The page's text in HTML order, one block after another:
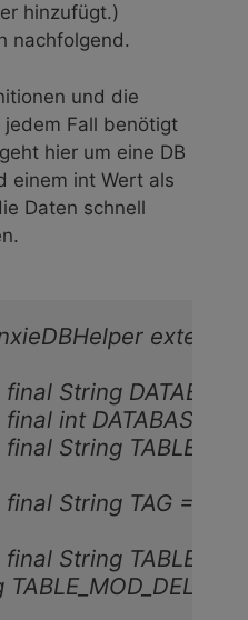
hinzufügt.)
nachfolgend.
und die
Fall benötigt
hier um eine DB
einem int Wert als
Daten schnell
extends
final String
final int
final String
final String TAG =
final String
TABLE_MOD_DEL =